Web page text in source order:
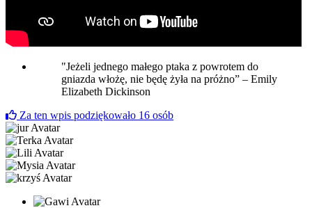
"Jeżeli jednego małego ptaka z powrotem do
gniazda włożę, nie będę żyła na próżno” – Emily
Elizabeth Dickinson
Za ten wpis podziękowało 16 osób